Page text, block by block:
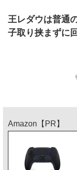
王レダウは普通
子取り挟まずに
Amazon【PR】